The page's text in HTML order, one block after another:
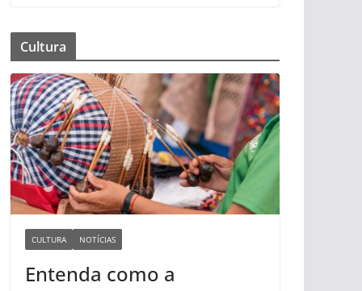
Cultura
CULTURA NOTÍCIAS
Entenda como a